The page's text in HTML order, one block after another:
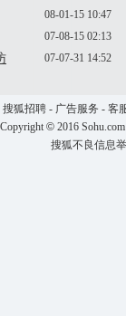
08-01-15 10:47
07-08-15 02:13
07-07-31 14:52
搜狐招聘- 广告服务 - 客
Copyright © 2016
搜狐不良信息